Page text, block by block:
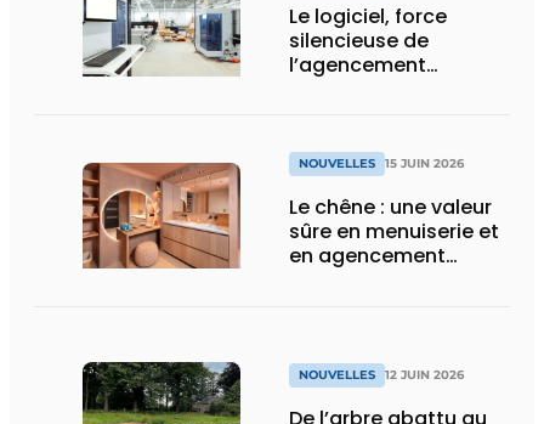
Le logiciel, force
silencieuse de
l’agencement
NOUVELLES 15 JUIN 2026
Le chêne : une valeur
sûre en menuiserie et
en agencement
NOUVELLES 12 JUIN 2026